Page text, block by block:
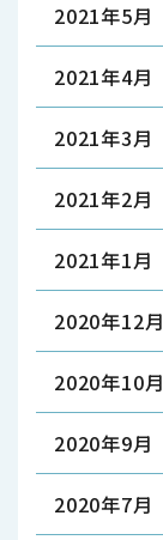
2021年5月
2021年4月
2021年3月
2021年2月
2021年1月
2020年12月
2020年10月
2020年9月
2020年7月